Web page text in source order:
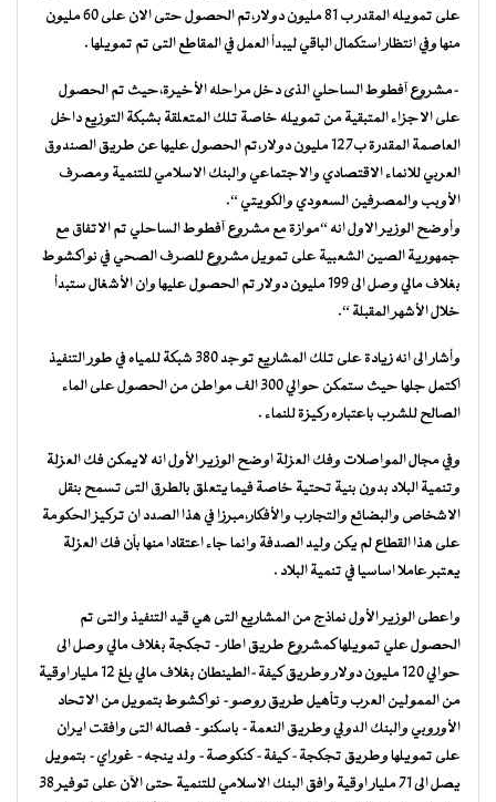
على تمويله المقدر ب 81 مليون دولار،تم الحصول حتى الان على 60 مليون
منها وفي انتظار استكمال الباقي ليبدأ العمل في المقاطع التى تم تمويلها .
-مشروع آفطوط الساحلي الذى دخل مراحله الأخيرة،حيث تم الحصول
على الاجزاء المتبقية من تمويله خاصة تلك المتعلقة بشبكة التوزيع داخل
العاصمة المقدرة ب127 مليون دولار،تم الحصول عليها عن طريق الصندوق
العربي للانماء الاقتصادي والاجتماعي والبنك الاسلامي للتنمية ومصرف
الأوبب والمصرفين السعودي والكويتي “.
وأوضح الوزير الاول انه “موازة مع مشروع آفطوط الساحلي تم الاتفاق مع
جمهورية الصين الشعبية على تمويل مشروع للصرف الصحي في نواكشوط
بغلاف مالي وصل الى 199 مليون دولار تم الحصول عليها وان الأشغال ستبدأ
خلال الأشهر المقبلة “.
وأشار الى انه زيادة على تلك المشاريع توجد 380 شبكة للمياه في طور التنفيذ
اكتمل جلها حيث ستمكن حوالي 300 الف مواطن من الحصول على الماء
الصالح للشرب باعتباره ركيزة للنماء .
وفي مجال المواصلات وفك العزلة اوضح الوزير الأول انه لايمكن فك العزلة
وتنمية البلاد بدون بنية تحتية خاصة فيما يتعلق بالطرق التى تسمح بنقل
الاشخاص والبضائع والتجارب والأفكار،مبرزا في هذا الصدد ان تركيز الحكومة
على هذا القطاع لم يكن وليد الصدفة وانما جاء اعتقادا منها بأن فك العزلة
يعتبر عاملا اساسيا في تنمية البلاد .
واعطى الوزير الأول نماذج من المشاريع التى هي قيد التنفيذ والتى تم
الحصول علي تمويلها كمشروع طريق اطار- تجكجة بغلاف مالي وصل الى
حوالي 120 مليون دولار وطريق كيفة-الطينطان بغلاف مالي بلغ 12 مليار اوقية
من الممولين العرب وتأهيل طريق روصو- نواكشوط بتمويل من الاتحاد
الأوروبي والبنك الدولي وطريق النعمة- باسكنو- فصاله التى وافقت ايران
على تمويلها وطريق تجكجة- كيفة- كنكوصة- ولد ينجه- غوراي- بتمويل
يصل الى 71 مليار اوقية وافق البنك الاسلامي للتنمية حتى الآن على توفير 38